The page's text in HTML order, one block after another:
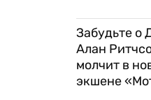
Забудьте о
Алан
молчит в
экшене